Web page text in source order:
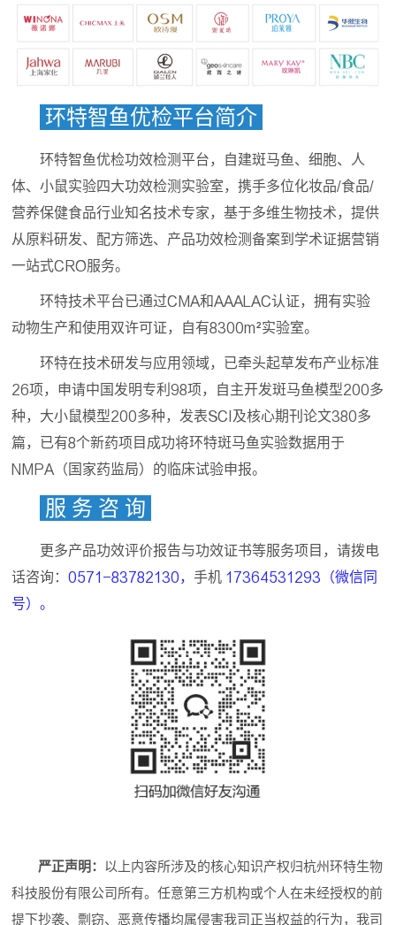
环特智鱼优检平台简介
环特智鱼优检功效检测平台，自建斑马鱼、细胞、人
体、小鼠实验四大功效检测实验室，携手多位化妆品/食品/
营养保健食品行业知名技术专家，基于多维生物技术，提供
从原料研发、配方筛选、产品功效检测备案到学术证据营销
一站式CRO服务。
环特技术平台已通过CMA和AAALAC认证，拥有实验
动物生产和使用双许可证，自有8300m²实验室。
环特在技术研发与应用领域，已牵头起草发布产业标准
26项，申请中国发明专利98项，自主开发斑马鱼模型200多
种，大小鼠模型200多种，发表SCI及核心期刊论文380多
篇，已有8个新药项目成功将环特斑马鱼实验数据用于
NMPA（国家药监局）的临床试验申报。
服 务 咨 询
更多产品功效评价报告与功效证书等服务项目，请拨电
话咨询：0571-83782130，手机 17364531293（微信同
号）。
严正声明： 以上内容所涉及的核心知识产权归杭州环特生物
科技股份有限公司所有。任意第三方机构或个人在未经授权的前
提下抄袭、剽窃、恶意传播均属侵害我司正当权益的行为，我司